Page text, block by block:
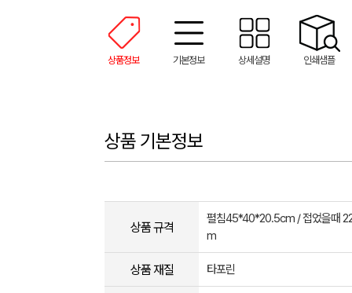
상품정보 기본정보 상세설명 인쇄샘플
상품 기본정보
상품 규격
펼침45*40*20.5cm / 접었을때
m
상품 재질 타포린